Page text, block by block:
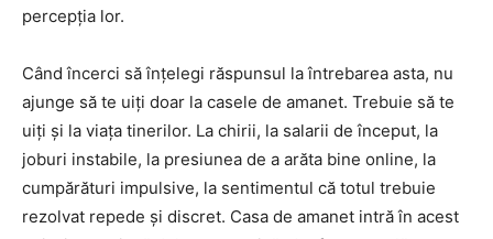
percepția lor.
Când încerci să înțelegi răspunsul la întrebarea asta, nu
ajunge să te uiți doar la casele de amanet. Trebuie să te
uiți și la viața tinerilor. La chirii, la salarii de început, la
joburi instabile, la presiunea de a arăta bine online, la
cumpărături impulsive, la sentimentul că totul trebuie
rezolvat repede și discret. Casa de amanet intră în acest